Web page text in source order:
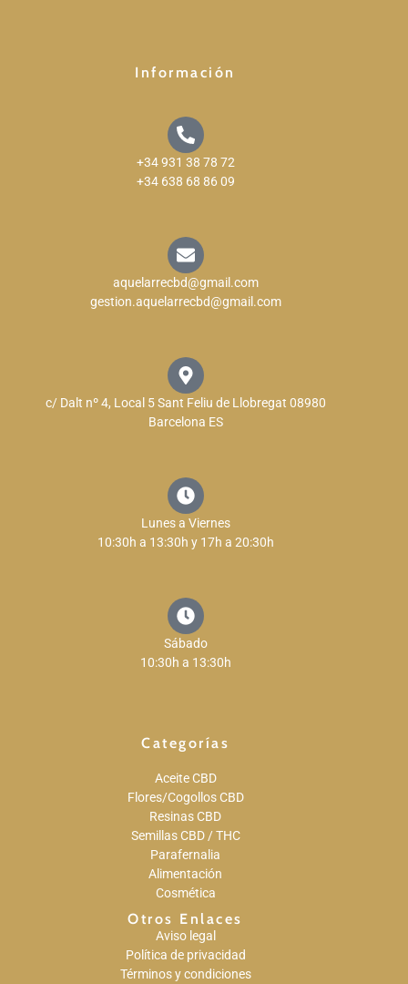
Información
+34 931 38 78 72
+34 638 68 86 09
aquelarrecbd@gmail.com
gestion.aquelarrecbd@gmail.com
c/ Dalt nº 4, Local 5 Sant Feliu de Llobregat 08980
Barcelona ES
Lunes a Viernes
10:30h a 13:30h y 17h a 20:30h
Sábado
10:30h a 13:30h
Categorías
Aceite CBD
Flores/Cogollos CBD
Resinas CBD
Semillas CBD / THC
Parafernalia
Alimentación
Cosmética
Otros Enlaces
Aviso legal
Política de privacidad
Términos y condiciones